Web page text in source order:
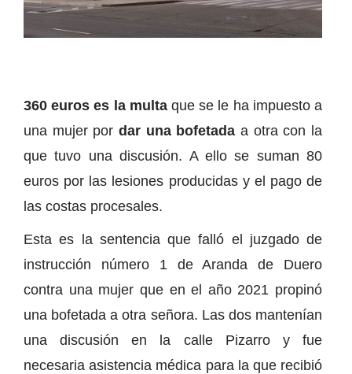
360 euros es la multaque se le ha impuesto a
una mujer por dar una bofetada a otra con la
que tuvo una discusión. A ello se suman 80
euros por las lesiones producidas y el pago de
las costas procesales.
Esta es la sentencia que falló el juzgado de
instrucción número 1 de Aranda de Duero
contra una mujer que en el año 2021 propinó
una bofetada a otra señora. Las dos mantenían
una discusión en la calle Pizarro y fue
necesaria asistencia médica para la que recibió